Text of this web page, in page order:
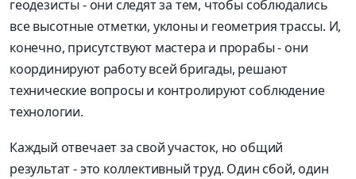
геодезисты - они следят за тем, чтобы соблюдались
все высотные отметки, уклоны и геометрия трассы. И,
конечно, присутствуют мастера и прорабы - они
координируют работу всей бригады, решают
технические вопросы и контролируют соблюдение
технологии.
Каждый отвечает за свой участок, но общий
результат - это коллективный труд. Один сбой, один